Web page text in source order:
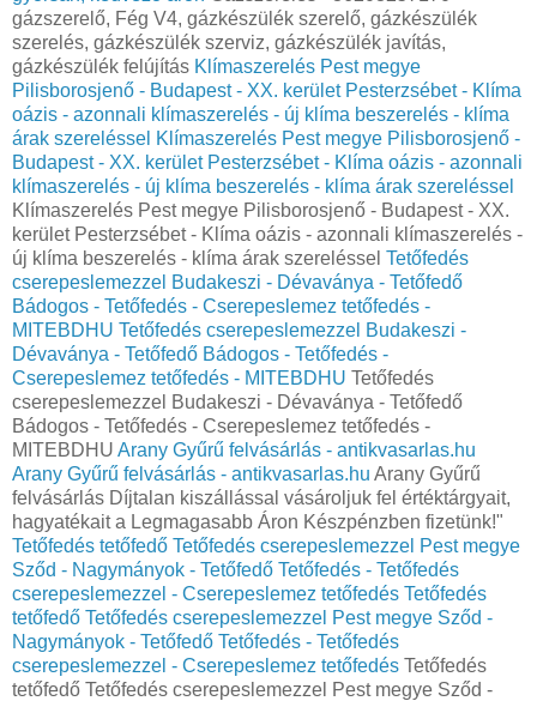
gázszerelő, Fég V4, gázkészülék szerelő, gázkészülék
szerelés, gázkészülék szerviz, gázkészülék javítás,
gázkészülék felújítás Klímaszerelés Pest megye
Pilisborosjenő - Budapest - XX. kerület Pesterzsébet - Klíma
oázis - azonnali klímaszerelés - új klíma beszerelés - klíma
árak szereléssel Klímaszerelés Pest megye Pilisborosjenő -
Budapest - XX. kerület Pesterzsébet - Klíma oázis - azonnali
klímaszerelés - új klíma beszerelés - klíma árak szereléssel
Klímaszerelés Pest megye Pilisborosjenő - Budapest - XX.
kerület Pesterzsébet - Klíma oázis - azonnali klímaszerelés -
új klíma beszerelés - klíma árak szereléssel Tetőfedés
cserepeslemezzel Budakeszi - Dévaványa - Tetőfedő
Bádogos - Tetőfedés - Cserepeslemez tetőfedés -
MITEBDHU Tetőfedés cserepeslemezzel Budakeszi -
Dévaványa - Tetőfedő Bádogos - Tetőfedés -
Cserepeslemez tetőfedés - MITEBDHU Tetőfedés
cserepeslemezzel Budakeszi - Dévaványa - Tetőfedő
Bádogos - Tetőfedés - Cserepeslemez tetőfedés -
MITEBDHU Arany Gyűrű felvásárlás - antikvasarlas.hu
Arany Gyűrű felvásárlás - antikvasarlas.hu Arany Gyűrű
felvásárlás Díjtalan kiszállással vásároljuk fel értéktárgyait,
hagyatékait a Legmagasabb Áron Készpénzben fizetünk!"
Tetőfedés tetőfedő Tetőfedés cserepeslemezzel Pest megye
Sződ - Nagymányok - Tetőfedő Tetőfedés - Tetőfedés
cserepeslemezzel - Cserepeslemez tetőfedés Tetőfedés
tetőfedő Tetőfedés cserepeslemezzel Pest megye Sződ -
Nagymányok - Tetőfedő Tetőfedés - Tetőfedés
cserepeslemezzel - Cserepeslemez tetőfedés Tetőfedés
tetőfedő Tetőfedés cserepeslemezzel Pest megye Sződ -